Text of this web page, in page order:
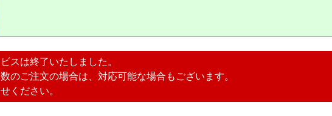
スは終了いたしました。
のご注文の場合は、対応可能な場合もございます。
ください。